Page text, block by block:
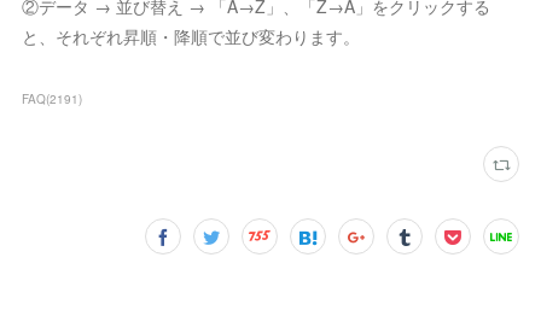
②データ → 並び替え → 「A→Z」、「Z→A」をクリックする
と、それぞれ昇順・降順で並び変わります。
FAQ(2191)